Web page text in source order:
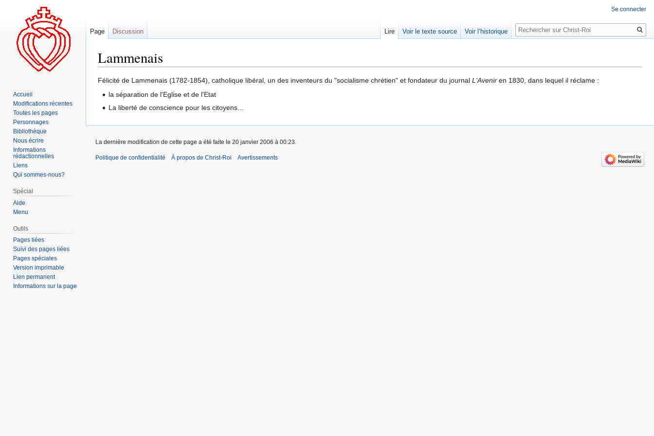
Lammenais
Aller
navigation
Aller
recherche
Félicité de Lammenais (1782-1854), catholique libéral, un des inventeurs du "socialisme chrétien" et fondateur du journal L'Avenir en 1830, dans lequel il réclame :
la séparation de l'Eglise et de l'Etat
La liberté de conscience pour les citoyens...
Se connecter
Page Discussion Lire Voir le texte source Voir l’historique
Rechercher
Accueil
Modifications récentes
Toutes les pages
Personnages
Bibliothèque
Nous écrire
Informations
rédactionnelles
Liens
Qui sommes-nous?
Spécial
Aide
Menu
Outils
Pages liées
Suivi des pages liées
Pages spéciales
Version imprimable
Lien permanent
Informations sur la page
La dernière modification de cette page a été faite le 20 janvier 2006 à 00:23.
Politique de confidentialité À propos de Christ-Roi Avertissements